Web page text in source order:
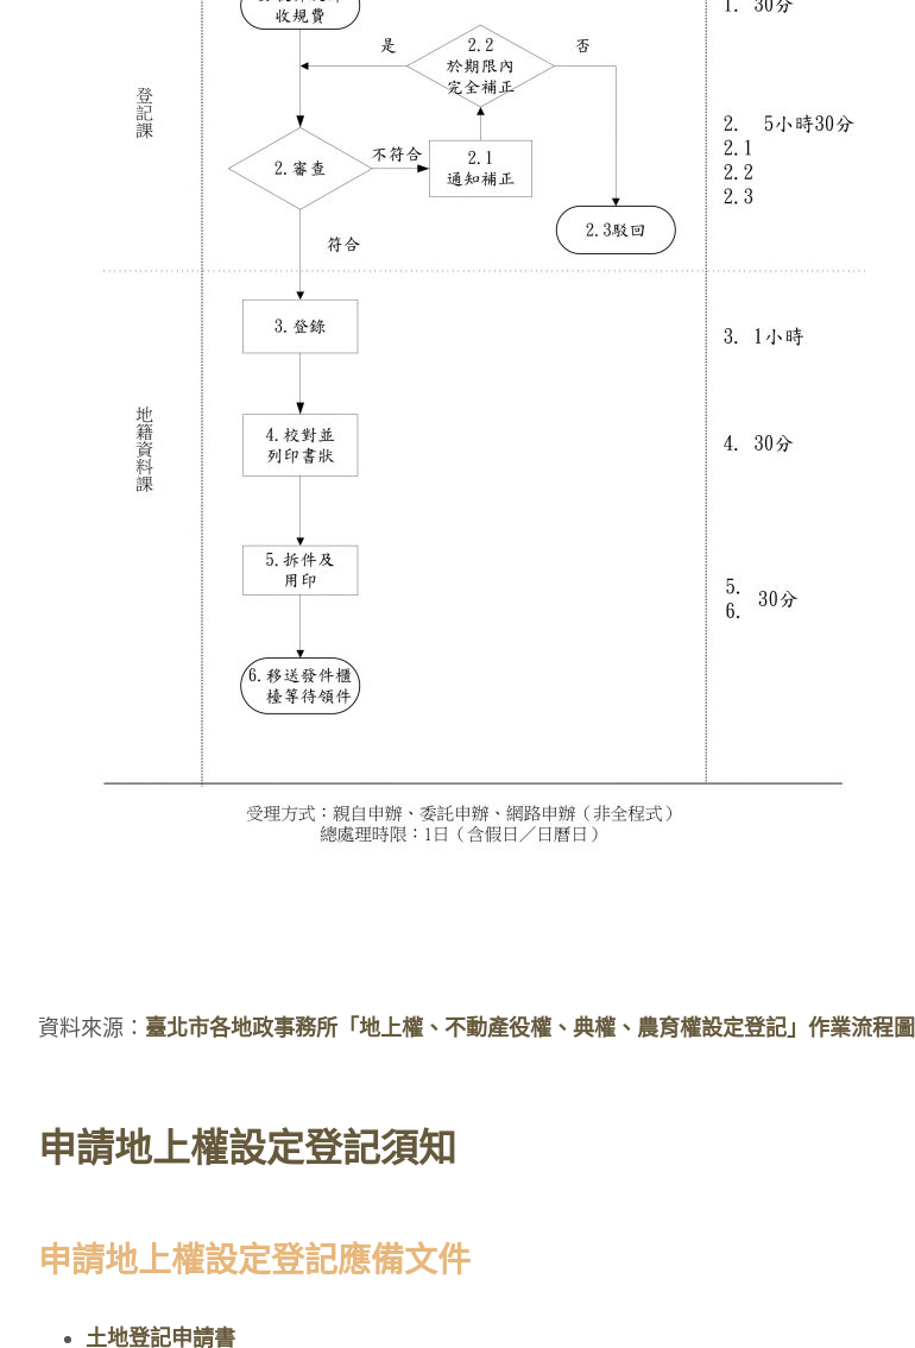
資料來源： 臺北市各地政事務所「地上權、不動產役權、典權、農育權設定登記」作業流程圖
申請地上權設定登記須知
申請地上權設定登記應備文件
土地登記申請書